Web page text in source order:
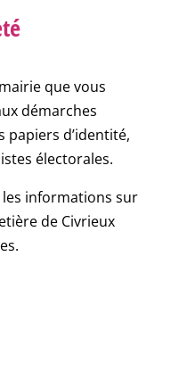
que vous
démarches
papiers d’identité,
électorales.
informations sur
de Civrieux